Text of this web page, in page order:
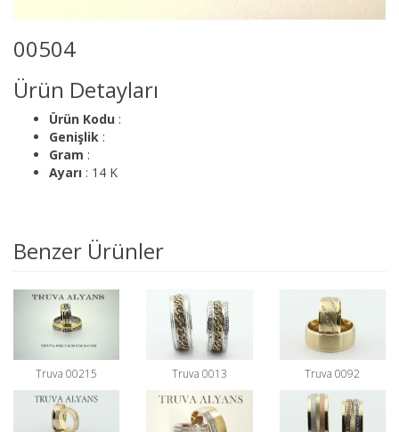
00504
Ürün Detayları
Ürün Kodu :
Genişlik :
Gram :
Ayarı : 14 K
Benzer Ürünler
Truva 00215 Truva 0013 Truva 0092